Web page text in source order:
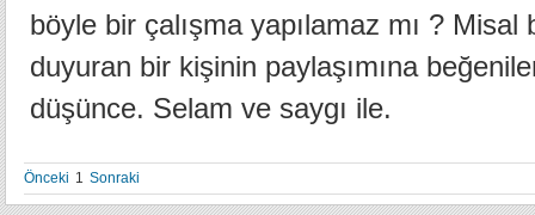
böyle bir çalışma yapılamaz mı ? Misal
duyuran bir kişinin paylaşımına
düşünce. Selam ve saygı ile.
Önceki 1 Sonraki